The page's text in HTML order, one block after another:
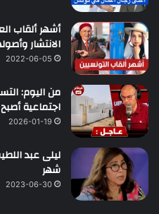
أشهر ألقاب
الانتشار
2022-06-05
من اليوم:
اجتماعية
2026-01-19
ليلى عبد
شهر
2023-06-30